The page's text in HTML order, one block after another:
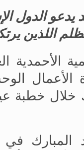
الدول
اللذين
خطبة
في